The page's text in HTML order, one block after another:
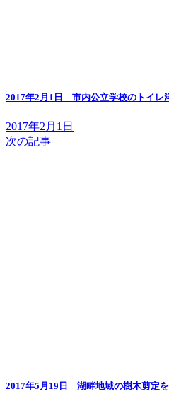
2017年2月1日 市内公立学校のトイレ
2017年2月1日
次の記事
2017年5月19日 湖畔地域の樹木剪定